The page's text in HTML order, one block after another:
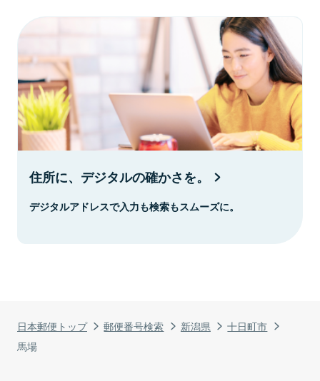
日本郵便トップ 郵便番号検索 新潟県
十日町市
馬場
住所に、デジタルの確かさを。
デジタルアドレスで入力も検索もスムーズに。